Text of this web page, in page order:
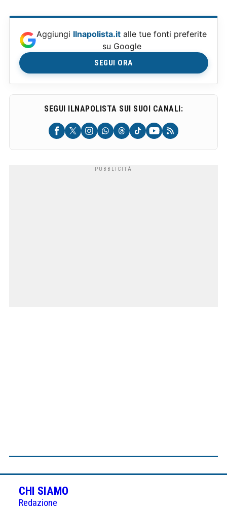
Aggiungi Ilnapolista.it alle tue fonti preferite
su Google
SEGUI ORA
SEGUI ILNAPOLISTA SUI SUOI CANALI:
CHI SIAMO
Redazione